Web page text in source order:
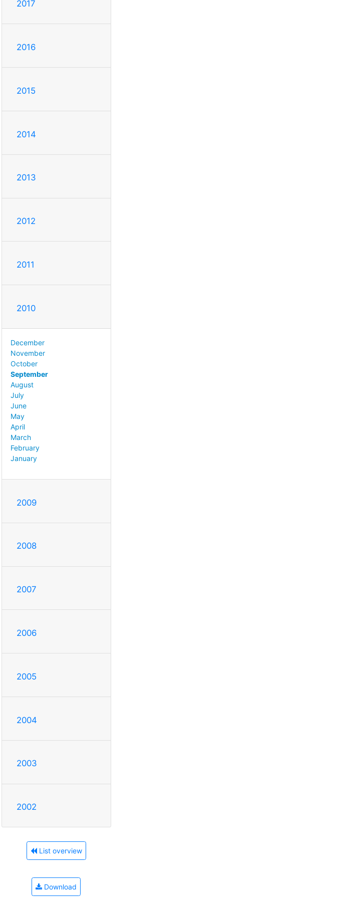
2017
2016
2015
2014
2013
2012
2011
2010
December
November
October
September
August
July
June
May
April
March
February
January
2009
2008
2007
2006
2005
2004
2003
2002
List overview
Download